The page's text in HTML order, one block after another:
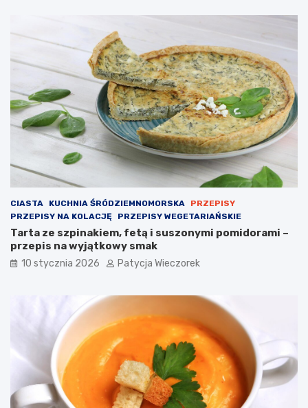
CIASTA KUCHNIA ŚRÓDZIEMNOMORSKA
PRZEPISY
PRZEPISY NA KOLACJĘ
PRZEPISY WEGETARIAŃSKIE
Tarta ze szpinakiem, fetą i suszonymi pomidorami –
przepis na wyjątkowy smak
10 stycznia 2026 Patycja Wieczorek